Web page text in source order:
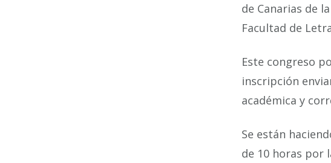
de Canarias de
Facultad de
Este congreso
inscripción
académica y
Se están
de 10 horas por